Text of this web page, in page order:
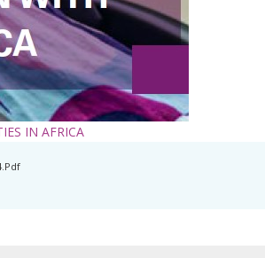
IN AFRICA